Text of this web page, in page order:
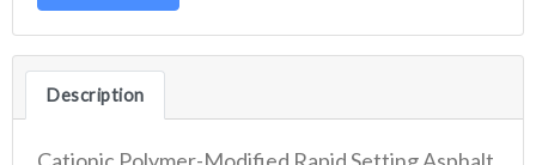
Description
Cationic Polymer-Modified Rapid Setting Asphalt